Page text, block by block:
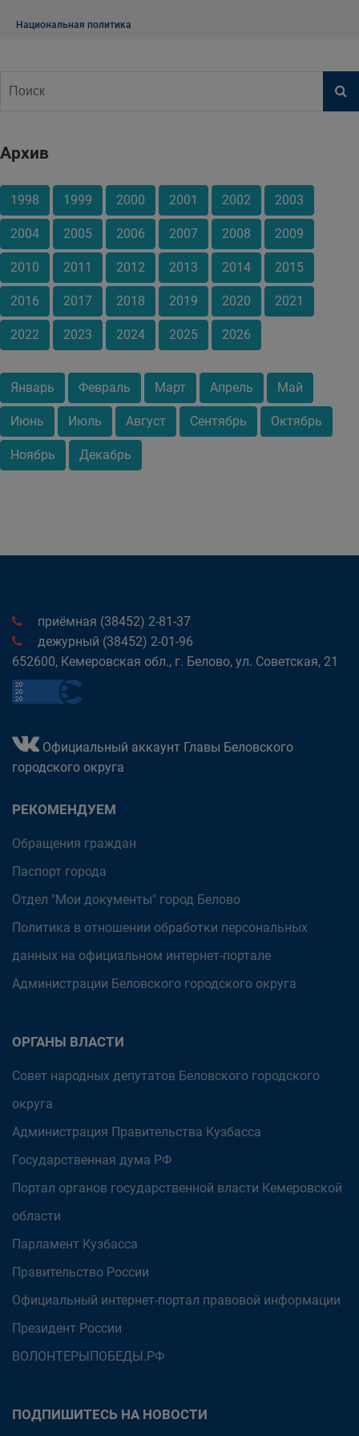
Национальная политика
Архив
1998 1999 2000 2001 2002 2003
2004 2005 2006 2007 2008 2009
2010 2011 2012 2013 2014 2015
2016 2017 2018 2019 2020 2021
2022 2023 2024 2025 2026
Январь Февраль Март Апрель Май
Июнь Июль Август Сентябрь Октябрь
Ноябрь Декабрь
приёмная (38452) 2-81-37
дежурный (38452) 2-01-96
652600, Кемеровская обл., г. Белово, ул. Советская, 21
Официальный аккаунт Главы Беловского
городского округа
РЕКОМЕНДУЕМ
Обращения граждан
Паспорт города
Отдел "Мои документы" город Белово
Политика в отношении обработки персональных
данных на официальном интернет-портале
Администрации Беловского городского округа
ОРГАНЫ ВЛАСТИ
Совет народных депутатов Беловского городского
округа
Администрация Правительства Кузбасса
Государственная дума РФ
Портал органов государственной власти Кемеровской
области
Парламент Кузбасса
Правительство России
Официальный интернет-портал правовой информации
Президент России
ВОЛОНТЕРЫПОБЕДЫ.РФ
ПОДПИШИТЕСЬ НА НОВОСТИ